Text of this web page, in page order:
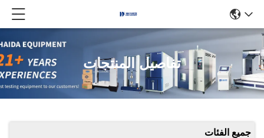
تفاصيل المنتجات
جميع الفئات